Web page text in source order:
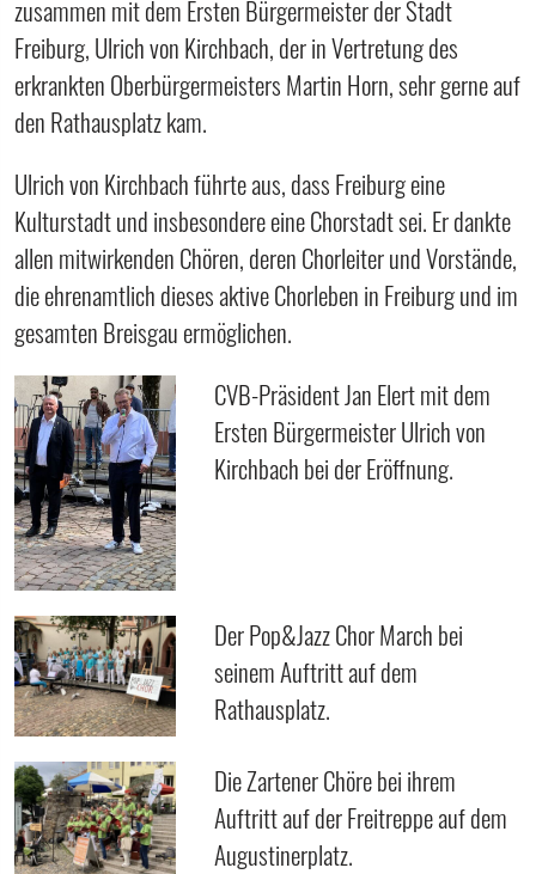
zusammen mit dem Ersten Bürgermeister der Stadt
Freiburg, Ulrich von Kirchbach, der in Vertretung des
erkrankten Oberbürgermeisters Martin Horn, sehr gerne auf
den Rathausplatz kam.
Ulrich von Kirchbach führte aus, dass Freiburg eine
Kulturstadt und insbesondere eine Chorstadt sei. Er dankte
allen mitwirkenden Chören, deren Chorleiter und Vorstände,
die ehrenamtlich dieses aktive Chorleben in Freiburg und im
gesamten Breisgau ermöglichen.
CVB-Präsident Jan Elert mit dem
Ersten Bürgermeister Ulrich von
Kirchbach bei der Eröffnung.
Der Pop&Jazz Chor March bei
seinem Auftritt auf dem
Rathausplatz.
Die Zartener Chöre bei ihrem
Auftritt auf der Freitreppe auf dem
Augustinerplatz.